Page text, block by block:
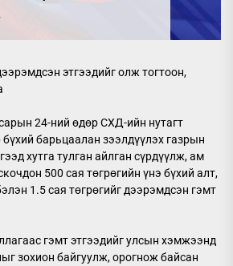
этгээдийг олж тогтоон,
24-ний өдөр СХД-ийн нутагт
бүхий барьцаалан зээлдүүлэх газрын
хутга тулган айлган сүрдүүлж, ам
500 сая төгрөгийн үнэ бүхий алт,
1.5 сая төгрөгийг дээрэмдсэн гэмт
гэмт этгээдийг улсын хэмжээнд
зохион байгуулж, орогнож байсан